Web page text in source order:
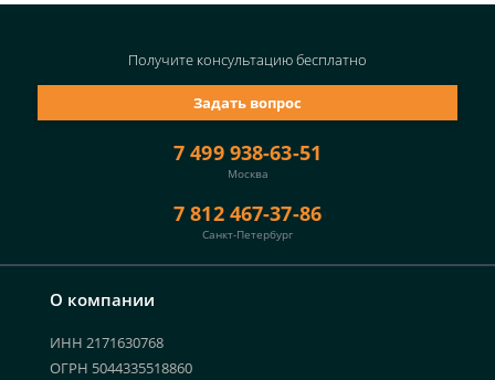
О компании
ИНН 2171630768
ОГРН 5044335518860
7 499 938-63-51
Москва
7 812 467-37-86
Санкт-Петербург
Задать вопрос
Получите консультациюбесплатно